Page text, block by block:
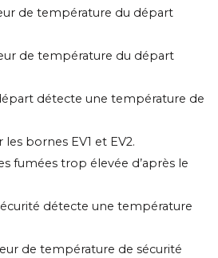
de température du départ
de température du départ
détecte une température de
bornes EV1 et EV2.
fumées trop élevée d’après le
détecte une température
de température de sécurité